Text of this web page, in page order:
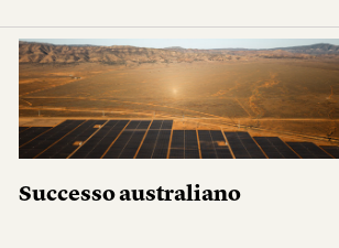
Successo australiano